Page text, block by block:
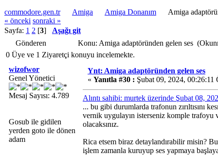
commodore.gen.tr Amiga Amiga Donanım
Amiga
« önceki sonraki »
Sayfa: 1 2 [3] Aşağı git
Gönderen
Konu: Amiga adaptöründen gelen ses
0 Üye ve 1 Ziyaretçi konuyu incelemekte.
wizofwor
Genel Yönetici
Mesaj Sayısı: 4.789
Gosub ile gidilen
yerden goto ile dönen
adam
Ynt: Amiga adaptöründen gelen ses
« Yanıtla #30 : Şubat 09, 2024, 00:26:11
Alıntı sahibi: murtek üzerinde Şubat 08,
... bu gibi durumlarda trafonun zırıltısını
vernik uygulayın isterseniz komple trafoyu
olacaksınız.
Rica etsem biraz detaylandırabilir misin?
işlem zamanla kuruyup ses yapmaya